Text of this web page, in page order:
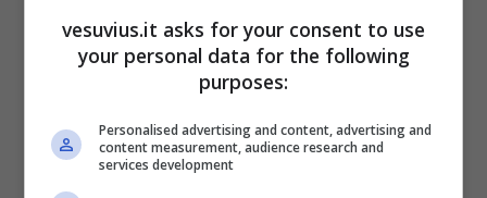
vesuvius.it asks for your consent to use
your personal data for the following
purposes:
Personalised advertising and content, advertising and
content measurement, audience research and
services development